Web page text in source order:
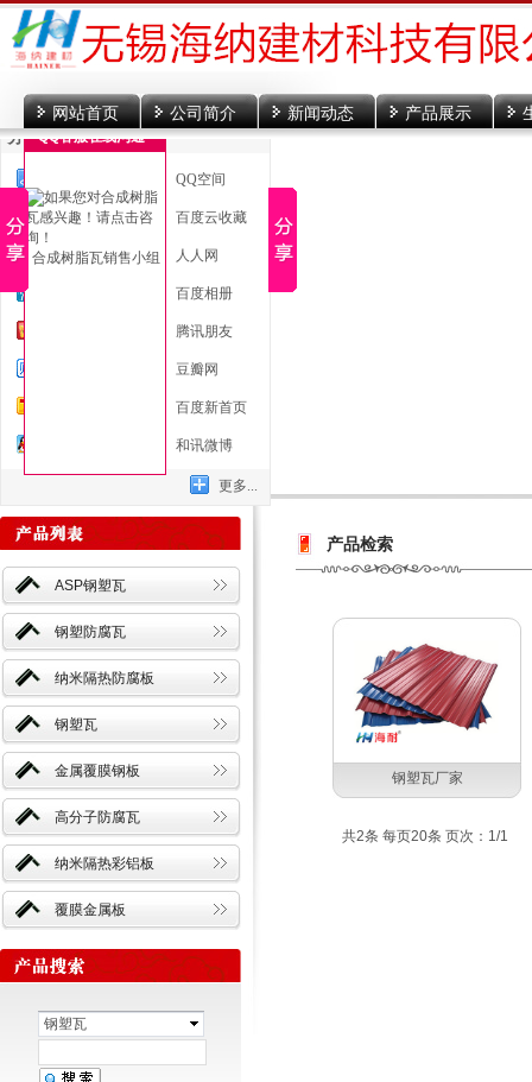
网站首页 公司简介 新闻动态 产品展示
产品检索
钢塑瓦厂家
共2条 每页20条 页次：1/1
ASP钢塑瓦
钢塑防腐瓦
纳米隔热防腐板
钢塑瓦
金属覆膜钢板
高分子防腐瓦
纳米隔热彩铝板
覆膜金属板
钢塑瓦
分享到
QQ空间
新浪微博 百度云收藏
微信 人人网
百度相册
腾讯朋友
豆瓣网
百度新首页
和讯微博
更多...
QQ客服在线沟通
合成树脂瓦销售小组